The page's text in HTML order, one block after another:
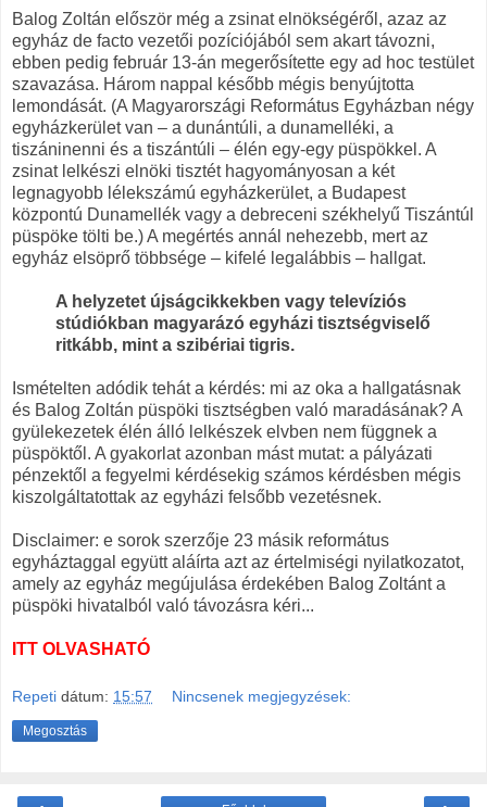
Balog Zoltán először még a zsinat elnökségéről, azaz az
egyház de facto vezetői pozíciójából sem akart távozni,
ebben pedig február 13-án megerősítette egy ad hoc testület
szavazása. Három nappal később mégis benyújtotta
lemondását. (A Magyarországi Református Egyházban négy
egyházkerület van – a dunántúli, a dunamelléki, a
tiszáninenni és a tiszántúli – élén egy-egy püspökkel. A
zsinat lelkészi elnöki tisztét hagyományosan a két
legnagyobb lélekszámú egyházkerület, a Budapest
központú Dunamellék vagy a debreceni székhelyű Tiszántúl
püspöke tölti be.) A megértés annál nehezebb, mert az
egyház elsöprő többsége – kifelé legalábbis – hallgat.
A helyzetet újságcikkekben vagy televíziós
stúdiókban magyarázó egyházi tisztségviselő
ritkább, mint a szibériai tigris.
Ismételten adódik tehát a kérdés: mi az oka a hallgatásnak
és Balog Zoltán püspöki tisztségben való maradásának? A
gyülekezetek élén álló lelkészek elvben nem függnek a
püspöktől. A gyakorlat azonban mást mutat: a pályázati
pénzektől a fegyelmi kérdésekig számos kérdésben mégis
kiszolgáltatottak az egyházi felsőbb vezetésnek.
Disclaimer: e sorok szerzője 23 másik református
egyháztaggal együtt aláírta azt az értelmiségi nyilatkozatot,
amely az egyház megújulása érdekében Balog Zoltánt a
püspöki hivatalból való távozásra kéri...
ITT OLVASHATÓ
Repeti dátum: 15:57 Nincsenek megjegyzések:
Megosztás